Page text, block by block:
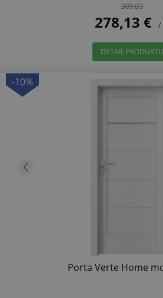
309.03
278,13 € /
DETAIL PRODUKTU
-10%
Porta Verte Home